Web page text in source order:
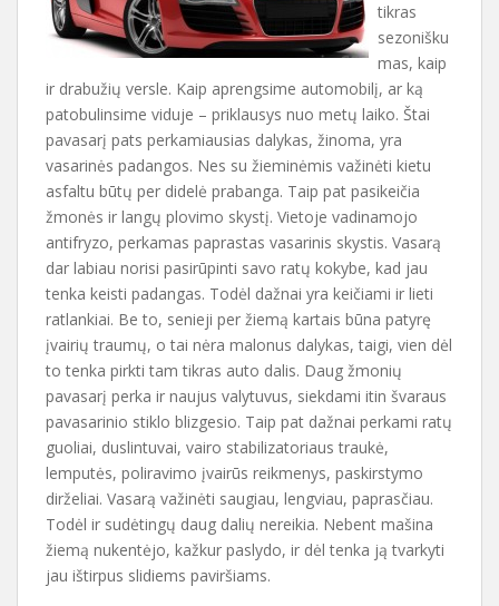
tikras
sezonišku
mas, kaip
ir drabužių versle. Kaip aprengsime automobilį, ar ką
patobulinsime viduje – priklausys nuo metų laiko. Štai
pavasarį pats perkamiausias dalykas, žinoma, yra
vasarinės padangos. Nes su žieminėmis važinėti kietu
asfaltu būtų per didelė prabanga. Taip pat pasikeičia
žmonės ir langų plovimo skystį. Vietoje vadinamojo
antifryzo, perkamas paprastas vasarinis skystis. Vasarą
dar labiau norisi pasirūpinti savo ratų kokybe, kad jau
tenka keisti padangas. Todėl dažnai yra keičiami ir lieti
ratlankiai. Be to, senieji per žiemą kartais būna patyrę
įvairių traumų, o tai nėra malonus dalykas, taigi, vien dėl
to tenka pirkti tam tikras auto dalis. Daug žmonių
pavasarį perka ir naujus valytuvus, siekdami itin švaraus
pavasarinio stiklo blizgesio. Taip pat dažnai perkami ratų
guoliai, duslintuvai, vairo stabilizatoriaus traukė,
lemputės, poliravimo įvairūs reikmenys, paskirstymo
dirželiai. Vasarą važinėti saugiau, lengviau, paprasčiau.
Todėl ir sudėtingų daug dalių nereikia. Nebent mašina
žiemą nukentėjo, kažkur paslydo, ir dėl tenka ją tvarkyti
jau ištirpus slidiems paviršiams.